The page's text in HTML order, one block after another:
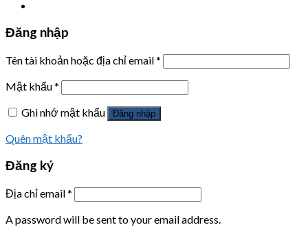
Đăng nhập
Tên tài khoản hoặc địa chỉ email*
Mật khẩu*
Ghi nhớ mật khẩu
Đăng nhập
Quên mật khẩu?
Đăng ký
Địa chỉ email*
A password will be sent to your email address.